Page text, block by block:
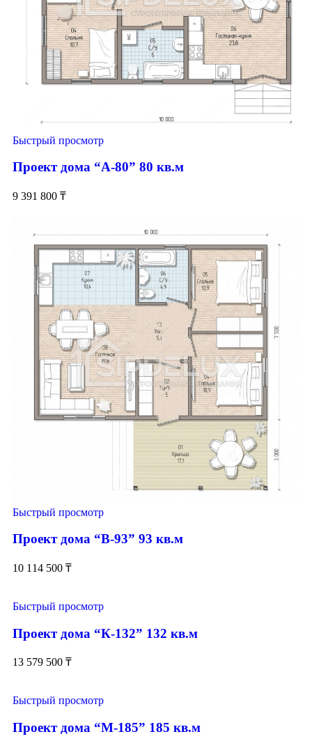
Быстрый просмотр
Проект дома “А-80” 80 кв.м
9 391 800 ₸
Быстрый просмотр
Проект дома “В-93” 93 кв.м
10 114 500 ₸
Быстрый просмотр
Проект дома “К-132” 132 кв.м
13 579 500 ₸
Быстрый просмотр
Проект дома “М-185” 185 кв.м